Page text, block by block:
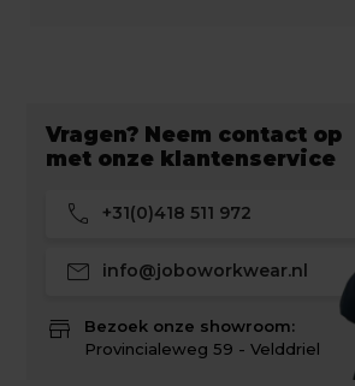
Vragen? Neem contact op
met onze klantenservice
call +31(0)418 511 972
mail info@joboworkwear.nl
store
Bezoek onze showroom:
Provincialeweg 59 - Velddriel